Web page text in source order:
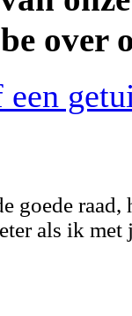
over
een
goede raad,
als ik